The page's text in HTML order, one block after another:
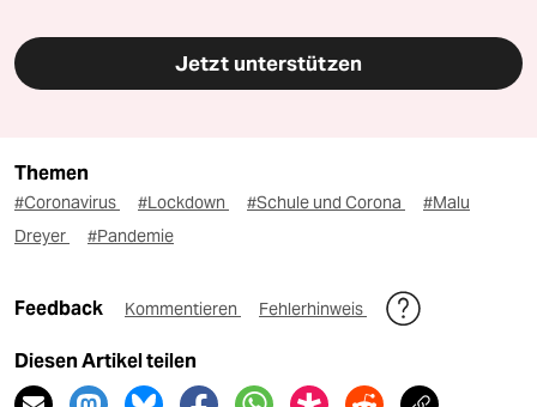
Jetzt unterstützen
Themen
#Coronavirus #Lockdown #Schule und Corona
#Malu
Dreyer
#Pandemie
Feedback Kommentieren Fehlerhinweis
Diesen Artikel teilen